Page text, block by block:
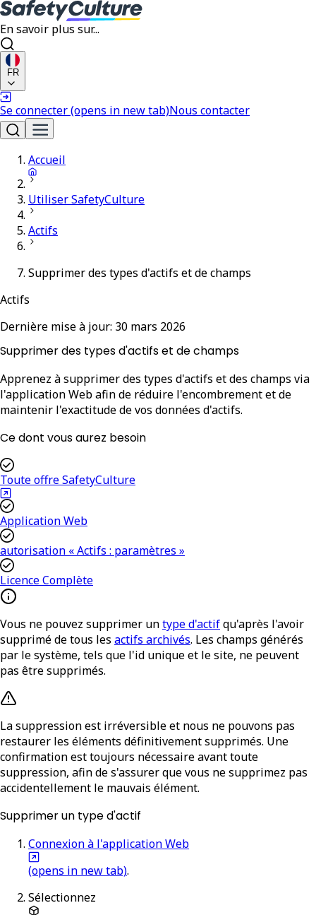
En savoir plus sur...
FR
Se connecter(opens in new tab)Nous contacter
Accueil
Utiliser SafetyCulture
Actifs
Supprimer des types d'actifs et de champs
Actifs
Dernière mise à jour: 30 mars 2026
Supprimer des types d'actifs et de champs
Apprenez à supprimer des types d'actifs et des champs via
l'application Web afin de réduire l'encombrement et de
maintenir l'exactitude de vos données d'actifs.
Ce dont vous aurez besoin
Toute offre SafetyCulture
Application Web
autorisation « Actifs : paramètres »
Licence Complète
Vous ne pouvez supprimer untype d'actifqu'après l'avoir
supprimé de tous les actifs archivés. Les champs générés
par le système, tels que l'id unique et le site, ne peuvent
pas être supprimés.
La suppression est irréversible et nous ne pouvons pas
restaurer les éléments définitivement supprimés. Une
confirmation est toujours nécessaire avant toute
suppression, afin de s'assurer que vous ne supprimez pas
accidentellement le mauvais élément.
Supprimer un type d'actif
Connexion à l'application Web
(opens in new tab).
Sélectionnez